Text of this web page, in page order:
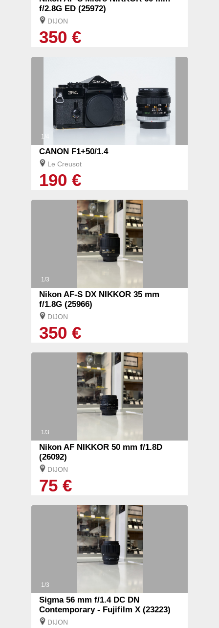
f/2.8G ED (25972)
DIJON
350 €
1/4
CANON F1+50/1.4
Le Creusot
190 €
1/3
Nikon AF-S DX NIKKOR 35 mm
f/1.8G (25966)
DIJON
350 €
1/3
Nikon AF NIKKOR 50 mm f/1.8D
(26092)
DIJON
75 €
1/3
Sigma 56 mm f/1.4 DC DN
Contemporary - Fujifilm X (23223)
DIJON